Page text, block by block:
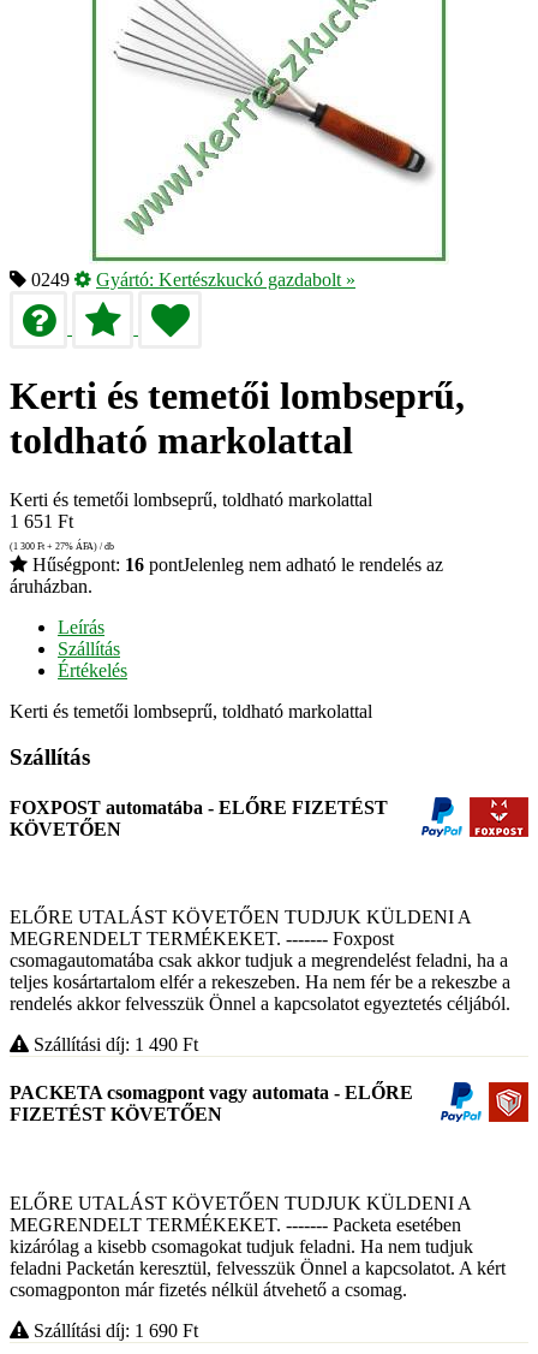
0249 Gyártó: Kertészkuckó gazdabolt »
Kerti és temetői lombseprű,
toldható markolattal
Kerti és temetői lombseprű, toldható markolattal
1 651 Ft
(1 300 Ft + 27% ÁFA) / db
Hűségpont: 16 pontJelenleg nem adható le rendelés az
áruházban.
Leírás
Szállítás
Értékelés
Kerti és temetői lombseprű, toldható markolattal
Szállítás
FOXPOST automatába - ELŐRE FIZETÉST
KÖVETŐEN
ELŐRE UTALÁST KÖVETŐEN TUDJUK KÜLDENI A
MEGRENDELT TERMÉKEKET. ------- Foxpost
csomagautomatába csak akkor tudjuk a megrendelést feladni, ha a
teljes kosártartalom elfér a rekeszeben. Ha nem fér be a rekeszbe a
rendelés akkor felvesszük Önnel a kapcsolatot egyeztetés céljából.
Szállítási díj: 1 490 Ft
PACKETA csomagpont vagy automata - ELŐRE
FIZETÉST KÖVETŐEN
ELŐRE UTALÁST KÖVETŐEN TUDJUK KÜLDENI A
MEGRENDELT TERMÉKEKET. ------- Packeta esetében
kizárólag a kisebb csomagokat tudjuk feladni. Ha nem tudjuk
feladni Packetán keresztül, felvesszük Önnel a kapcsolatot. A kért
csomagponton már fizetés nélkül átvehető a csomag.
Szállítási díj: 1 690 Ft